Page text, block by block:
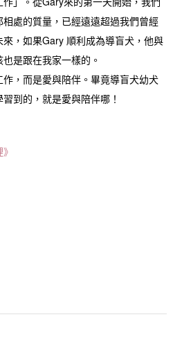
處的質量，已經遠遠超過我們曾經
，如果Gary 順利成為導盲犬，他與
是跟在我家一樣的。
，而是愛與陪伴。畢竟導盲犬幼犬
到的，就是愛與陪伴哪！